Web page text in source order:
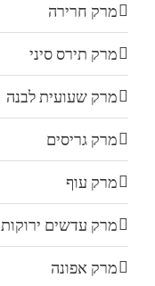
מרק חרירה
מרק תירס סיני
מרק שעועית לבנה
מרק גריסים
מרק עוף
מרק עדשים ירוקות
מרק אפונה